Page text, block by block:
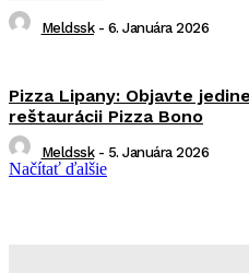
Meldssk - 6. Januára 2026
Pizza Lipany: Objavte
reštaurácii Pizza Bono
Meldssk - 5. Januára 2026
Načítať ďalšie